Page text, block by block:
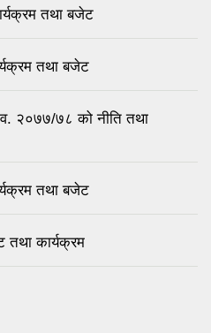
तथा बजेट
तथा बजेट
२०७७/७८ को नीति तथा
तथा बजेट
कार्यक्रम